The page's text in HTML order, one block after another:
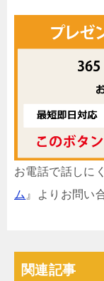
お電話で話しに
ム 』よりお問い
関連記事